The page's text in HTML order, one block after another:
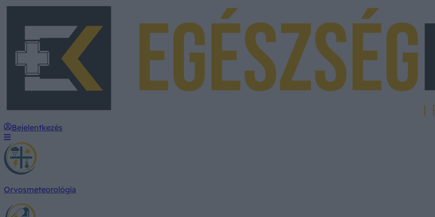
Bejelentkezés
Orvosmeteorológia